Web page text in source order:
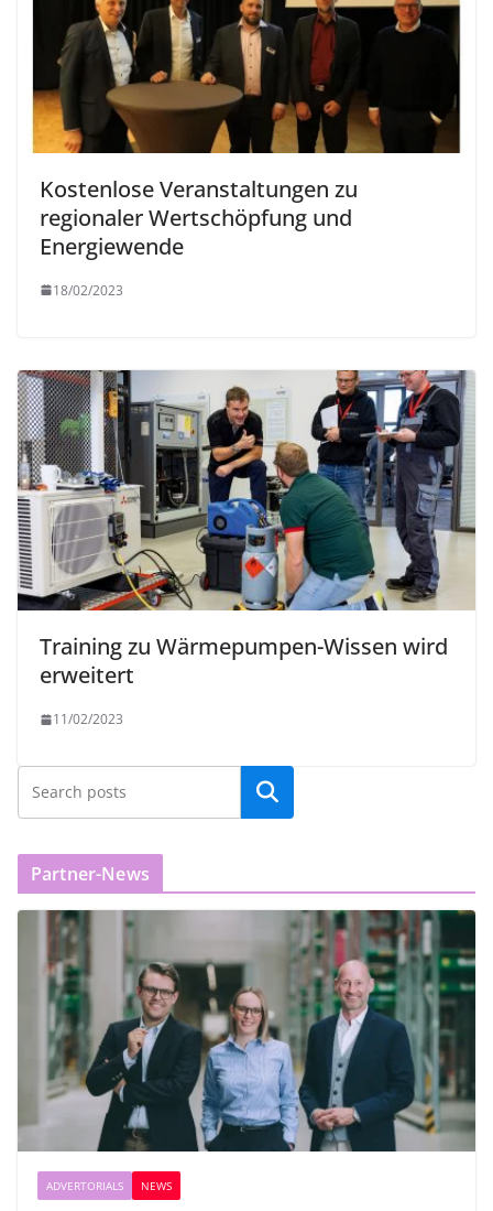
Kostenlose Veranstaltungen zu
regionaler Wertschöpfung und
Energiewende
18/02/2023
Training zu Wärmepumpen-Wissen wird
erweitert
11/02/2023
Partner-News
ADVERTORIALS NEWS